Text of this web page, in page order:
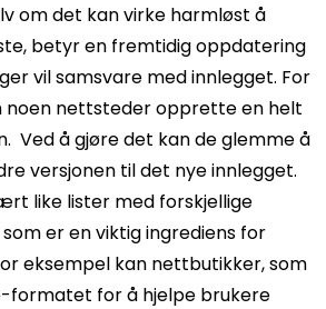
om det kan virke harmløst å
betyr en fremtidig oppdatering
vil samsvare med innlegget. For
noen nettsteder opprette en helt
Ved å gjøre det kan de glemme å
versjonen til det nye innlegget.
like lister med forskjellige
er en viktig ingrediens for
eksempel kan nettbutikker, som
formatet for å hjelpe brukere